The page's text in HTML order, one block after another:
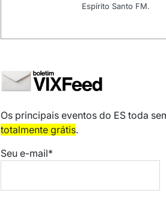
Espírito Santo FM.
Os principais eventos do ES toda
totalmente grátis.
Seu e-mail*